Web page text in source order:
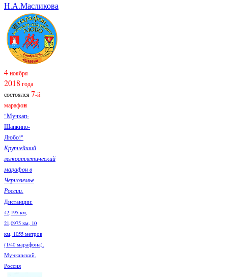
Н.А.Масликова
4ноября
2018 года
состоялся7-й
марафон
"Мучкап-
Шапкино-
Любо!"
Крупнейший
легкоатлетический
марафон в
Черноземье
России.
Дистанции:
42,195 км,
21,0975 км, 10
км, 1055 метров
(1/40 марафона).
Мучкапский,
Россия